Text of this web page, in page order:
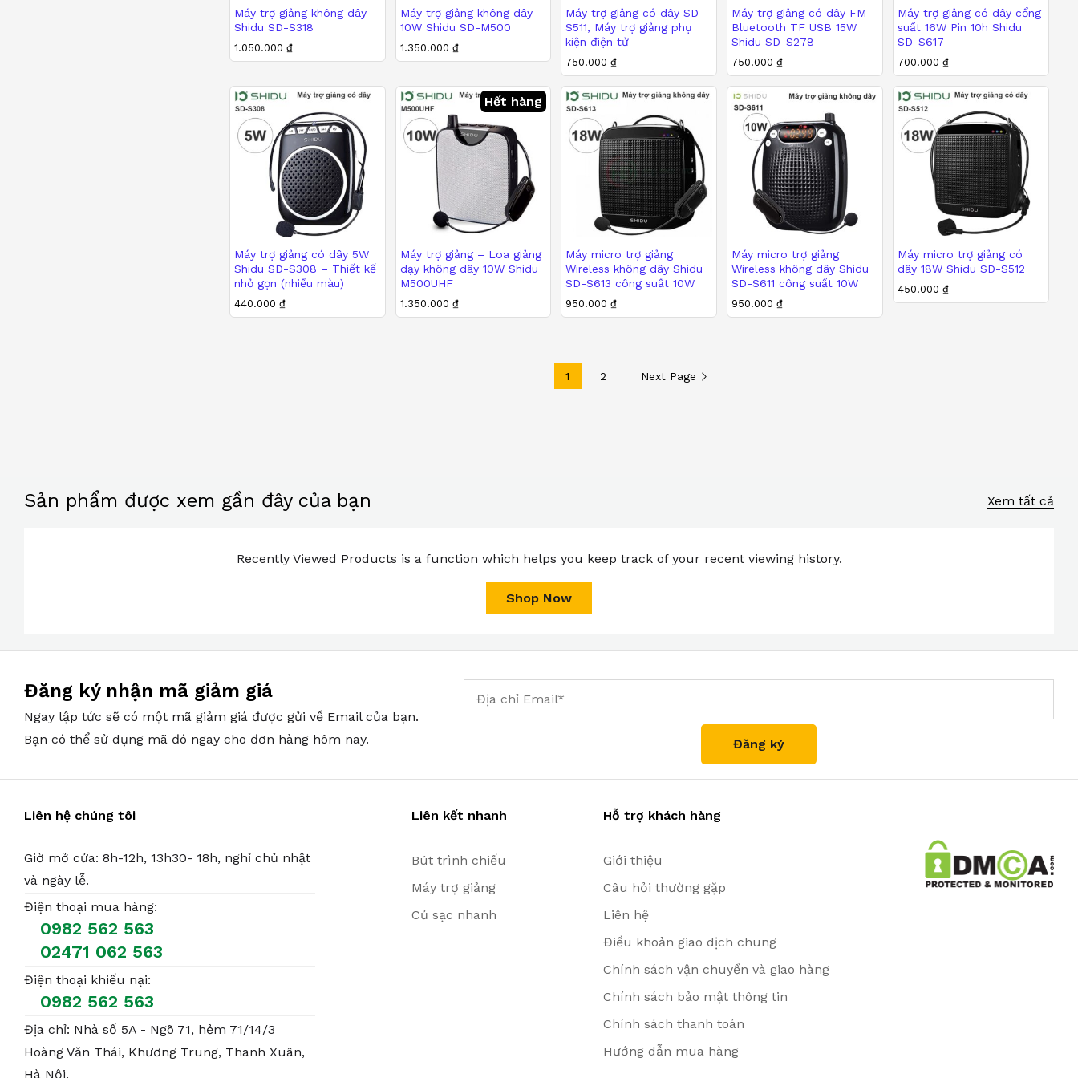
Mua sắm tại Hà Nội: Máy trợ giảngShiducó mặt tại cửa hàngPhụ Kiện Điện Tử Việt Nam, địa chỉSố 5A ngõ 71/14/3 Hoàng Văn
Thái, Khương Trung, Thanh Xuân, Hà Nội
. Chúng tôi cam kết cung cấp dịch vụ giao hàng nhanh và hỗ trợ khách hàng tận tình.
12 thángcho loa và3-6 thángcho các phụ kiện, giúp bạn yên tâm sử dụng trong
thời gian dài mà không lo lắng về chất lượng.
Vớimáy trợ giảng Shidu
, bạn sẽ có một thiết bị hỗ trợ giao tiếp hiệu quả, tích hợp nhiều tính năng tiện lợi, và mức giá hợp lý, đáp
ứng nhu cầu của bạn trong nhiều tình huống khác nhau.
Máy trợ giảng không dây
Shidu SD-S318
1.050.000 ₫
1.050.000₫
Máy trợ giảng không dây
10W Shidu SD-M500
1.350.000 ₫
1.350.000 ₫
Máy trợ giảng có dây SD-
S511, Máy trợ giảng phụ
kiện điện tử
750.000₫
750.000₫
Máy trợ giảng có dây FM
Bluetooth TF USB 15W
Shidu SD-S278
750.000₫
750.000₫
Máy trợ giảng có dây cổng
suất 16W Pin 10h Shidu
SD-S617
700.000₫
700.000₫
Máy trợ giảng có dây 5W
Shidu SD-S308 – Thiết kế
nhỏ gọn (nhiều màu)
440.000 ₫
440.000₫
Hết hàng
Máy trợ giảng – Loa giảng
dạy không dây 10W Shidu
M500UHF
1.350.000 ₫
Máy micro trợ giảng
Wireless không dây Shidu
SD-S613 công suất 10W
950.000₫
950.000₫
Máy micro trợ giảng
Wireless không dây Shidu
SD-S611 công suất 10W
950.000₫
Máy micro trợ giảng có
dây 18W Shidu SD-S512
450.000₫
450.000₫
1 2 Next Page
Sản phẩm được xem gần đây của bạn Xem tất cả
Recently Viewed Products is a function which helps you keep track of your recent viewing history.
Shop Now
Đăng ký nhận mã giảm giá
Ngay lập tức sẽ có một mã giảm giá được gửi về Email của bạn.
Bạn có thể sử dụng mã đó ngay cho đơn hàng hôm nay.
Liên hệ chúng tôi
Giờ mở cửa: 8h-12h, 13h30- 18h, nghỉ chủ nhật
và ngày lễ.
Điện thoại mua hàng:
0982 562 563
02471 062 563
Điện thoại khiếu nại:
0982 562 563
Địa chỉ: Nhà số 5A - Ngõ 71, hẻm 71/14/3
Hoàng Văn Thái, Khương Trung, Thanh Xuân,
Hà Nội.
Liên kết nhanh
Bút trình chiếu
Máy trợ giảng
Củ sạc nhanh
Hỗ trợ khách hàng
Giới thiệu
Câu hỏi thường gặp
Liên hệ
Điều khoản giao dịch chung
Chính sách vận chuyển và giao hàng
Chính sách bảo mật thông tin
Chính sách thanh toán
Hướng dẫn mua hàng